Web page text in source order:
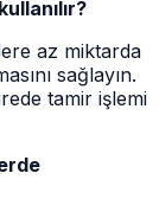
az miktarda
sağlayın.
tamir işlemi